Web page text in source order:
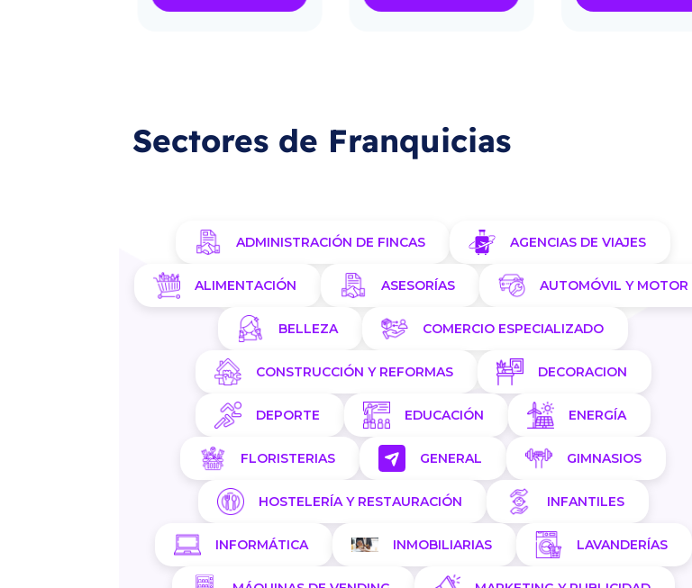
Sectores de Franquicias
ADMINISTRACIÓN DE FINCAS AGENCIAS DE VIAJES
ALIMENTACIÓN ASESORÍAS AUTOMÓVIL Y MOTOR
BELLEZA COMERCIO ESPECIALIZADO
CONSTRUCCIÓN Y REFORMAS DECORACION
DEPORTE EDUCACIÓN ENERGÍA
FLORISTERIAS GENERAL GIMNASIOS
HOSTELERÍA Y RESTAURACIÓN INFANTILES
INFORMÁTICA INMOBILIARIAS LAVANDERÍAS